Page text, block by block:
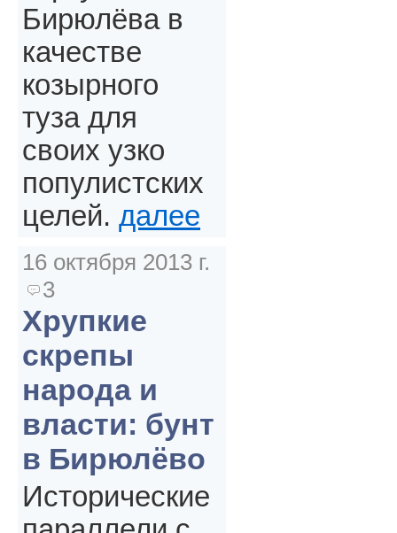
Бирюлёва в
качестве
козырного
туза для
своих узко
популистских
целей. далее
16 октября 2013 г.
3
Хрупкие
скрепы
народа и
власти: бунт
в Бирюлёво
Исторические